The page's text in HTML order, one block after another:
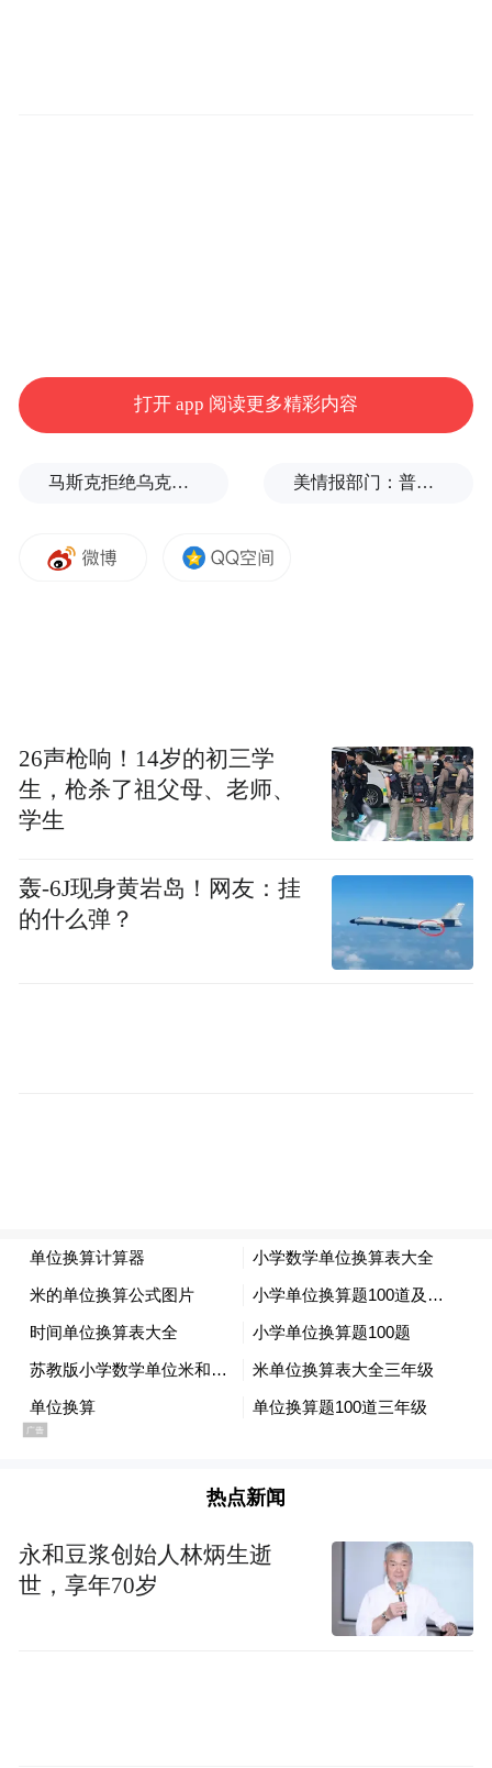
区近年来政务服务改革持续深化、厚积薄发
的必然结果。
在区委、区政府高度重视下，禅城政务以全
化、规范化、数智化”升级方向，持续推进
列”政务品牌深入人心，八项惠民利企政务实
事落地见效，切实解决企业和群众的急难愁
盼；“AI赋能”推动政务“边聊边办”成为现
中、一窗受理、一网通办，最多跑一次，高
效办成一件事”的服务模式全面落地，“禅心
办、事好办”的理念已转化为企业和群众实实
原由市级统筹的区国际人才“一站式”服务专
区正式交由禅城区实施。作为佛山中心城
区，禅城没有简单“接棒”，而是以“优化升
级”为目标，由区委组织部、区行政服务中心
牵头，联动多个区直部门针对外籍人才和外
资企业“语言不通、政策不明、环境不熟”等
合资源、优化流程，将分散在各部门的涉外
服务集中起来，升级打造国际服务专区，为
禅城吸引更多国际资源、集聚全球人才搭建
打开 app 阅读更多精彩内容
马斯克拒绝乌克兰用“星链”打击俄境内目标 美情报部门：普京或发动有限攻击，试探北约集体防御
26声枪响！14岁的初三学
生，枪杀了祖父母、老师、
学生
轰-6J现身黄岩岛！网友：挂
的什么弹？
热点新闻
永和豆浆创始人林炳生逝
世，享年70岁